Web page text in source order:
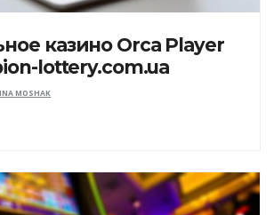
казино Orca Player
lottery.com.ua
MOSHAK